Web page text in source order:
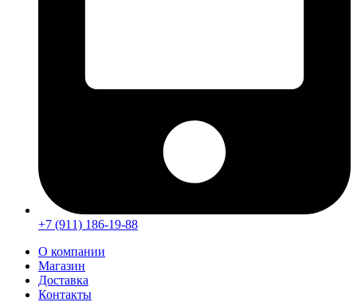
+7 (911) 186-19-88
О компании
Магазин
Доставка
Контакты